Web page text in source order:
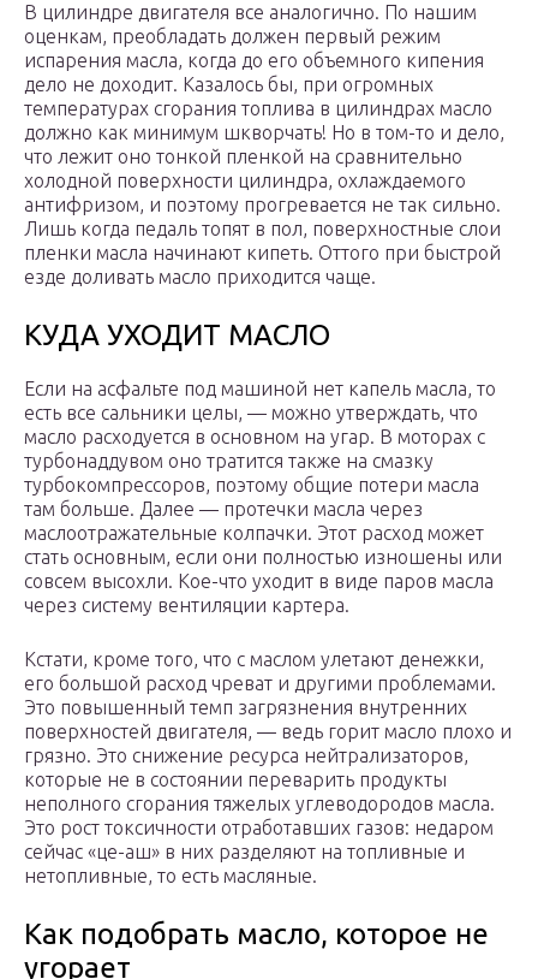
В цилиндре двигателя все аналогично. По нашим
оценкам, преобладать должен первый режим
испарения масла, когда до его объемного кипения
дело не доходит. Казалось бы, при огромных
температурах сгорания топлива в цилиндрах масло
должно как минимум шкворчать! Но в том-то и дело,
что лежит оно тонкой пленкой на сравнительно
холодной поверхности цилиндра, охлаждаемого
антифризом, и поэтому прогревается не так сильно.
Лишь когда педаль топят в пол, поверхностные слои
пленки масла начинают кипеть. Оттого при быстрой
езде доливать масло приходится чаще.
КУДА УХОДИТ МАСЛО
Если на асфальте под машиной нет капель масла, то
есть все сальники целы, — можно утверждать, что
масло расходуется в основном на угар. В моторах с
турбонаддувом оно тратится также на смазку
турбокомпрессоров, поэтому общие потери масла
там больше. Далее — протечки масла через
маслоотражательные колпачки. Этот расход может
стать основным, если они полностью изношены или
совсем высохли. Кое-что уходит в виде паров масла
через систему вентиляции картера.
Кстати, кроме того, что с маслом улетают денежки,
его большой расход чреват и другими проблемами.
Это повышенный темп загрязнения внутренних
поверхностей двигателя, — ведь горит масло плохо и
грязно. Это снижение ресурса нейтрализаторов,
которые не в состоянии переварить продукты
неполного сгорания тяжелых углеводородов масла.
Это рост токсичности отработавших газов: недаром
сейчас «це-аш» в них разделяют на топливные и
нетопливные, то есть масляные.
Как подобрать масло, которое не
угорает